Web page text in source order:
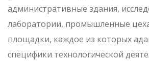
административные здания,
лаборатории, промышленные
площадки, каждое из которых
специфики технологической